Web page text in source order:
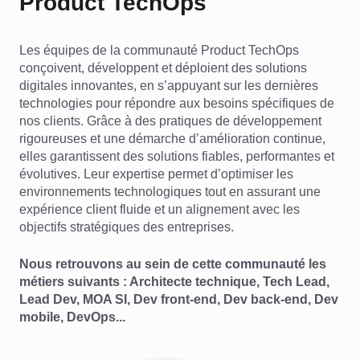
Les équipes de la communauté Product TechOps
conçoivent, développent et déploient des solutions
digitales innovantes, en s’appuyant sur les dernières
technologies pour répondre aux besoins spécifiques de
nos clients. Grâce à des pratiques de développement
rigoureuses et une démarche d’amélioration continue,
elles garantissent des solutions fiables, performantes et
évolutives. Leur expertise permet d’optimiser les
environnements technologiques tout en assurant une
expérience client fluide et un alignement avec les
objectifs stratégiques des entreprises.
Nous retrouvons au sein de cette communauté les
métiers suivants : Architecte technique, Tech Lead,
Lead Dev, MOA SI, Dev front-end, Dev back-end, Dev
mobile, DevOps...